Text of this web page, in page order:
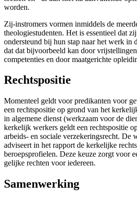
worden.
Zij-instromers vormen inmiddels de
theologiestudenten. Het is essentieel dat
ondersteund bij hun stap naar het werk in
dat dat bijvoorbeeld kan door
competenties en door maatgerichte
Rechtspositie
Momenteel geldt voor predikanten voor
een rechtspositie op grond van het
in algemene dienst (werkzaam voor de
kerkelijk werkers geldt een rechtspositie
arbeids- en sociale verzekeringsrecht. De
adviseert in het rapport de kerkelijke
beroepsprofielen. Deze keuze zorgt voor
gelijke rechten voor iedereen.
Samenwerking